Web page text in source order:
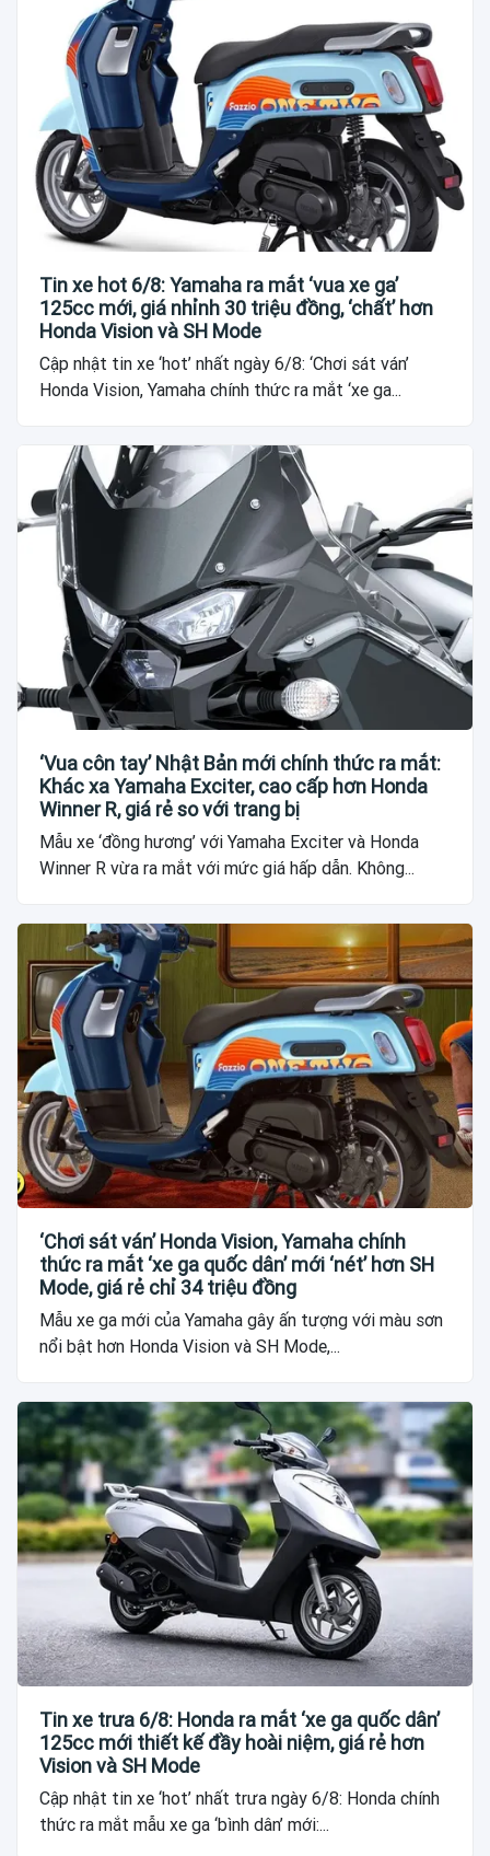
Tin xe hot 6/8: Yamaha ra mắt ‘vua xe ga’
125cc mới, giá nhỉnh 30 triệu đồng, ‘chất’ hơn
Honda Vision và SH Mode
Cập nhật tin xe ‘hot’ nhất ngày 6/8: ‘Chơi sát ván’
Honda Vision, Yamaha chính thức ra mắt ‘xe ga...
‘Vua côn tay’ Nhật Bản mới chính thức ra mắt:
Khác xa Yamaha Exciter, cao cấp hơn Honda
Winner R, giá rẻ so với trang bị
Mẫu xe ‘đồng hương’ với Yamaha Exciter và Honda
Winner R vừa ra mắt với mức giá hấp dẫn. Không...
‘Chơi sát ván’ Honda Vision, Yamaha chính
thức ra mắt ‘xe ga quốc dân’ mới ‘nét’ hơn SH
Mode, giá rẻ chỉ 34 triệu đồng
Mẫu xe ga mới của Yamaha gây ấn tượng với màu sơn
nổi bật hơn Honda Vision và SH Mode,...
Tin xe trưa 6/8: Honda ra mắt ‘xe ga quốc dân’
125cc mới thiết kế đầy hoài niệm, giá rẻ hơn
Vision và SH Mode
Cập nhật tin xe ‘hot’ nhất trưa ngày 6/8: Honda chính
thức ra mắt mẫu xe ga ‘bình dân’ mới:...